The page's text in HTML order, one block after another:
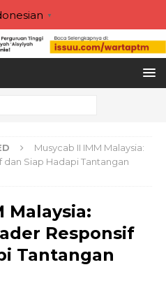
▼
Musycab II IMM Malaysia:
Siap Hadapi Tantangan
Malaysia:
Responsif
Tantangan